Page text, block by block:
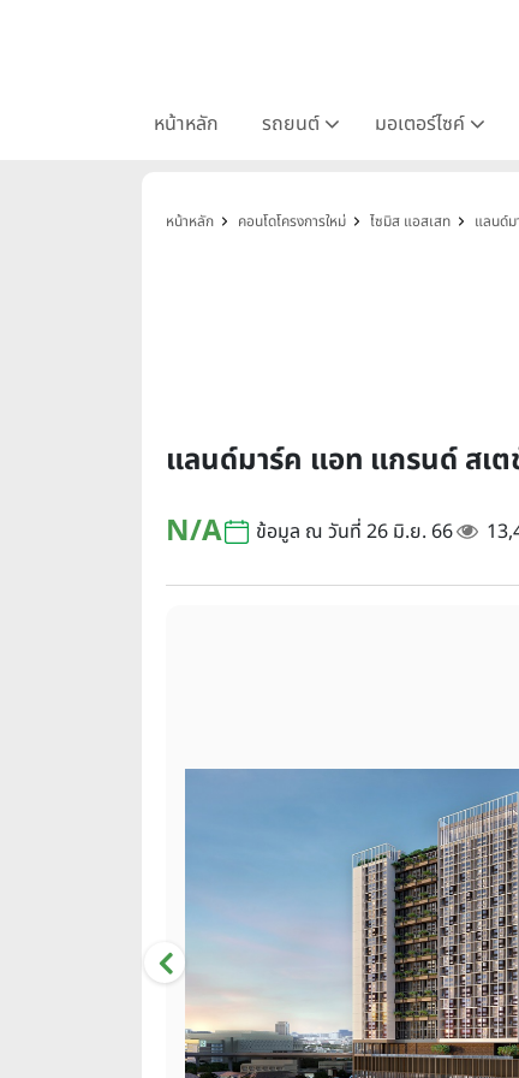
หน้าหลัก รถยนต์ มอเตอร์ไซค์
หน้าหลัก คอนโดโครงการใหม่ ไซมิส แอสเสท แลนด์
แลนด์มาร์ค แอท แกรนด์ สเ
N/A
ข้อมูล ณ วันที่ 26 มิ.ย. 66